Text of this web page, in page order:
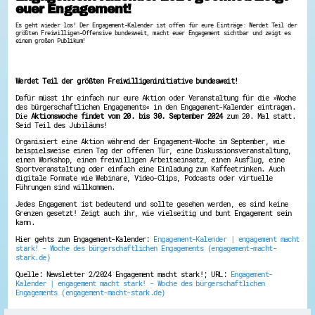
Hessen hilft Ukraine
Zeig uns dein Ehrenamt
8 Vereine x 80 Jahre x 1.000 €
Ausgezeichnete Projekte
Menschen des Respekts
SHARE IT: Teile deine Infos!
Gestalte dein Ehrenamt
Ehrenamts-Card Hessen
Engagement-Lotsen
Crowdfunding - Viele schaffen mehr
Ehrentag
Freiwilligenmanagement
Kompetenznachweis Hessen
Zeugnisbeiblatt
Mach dich schlau
euer Engagement!
Es geht wieder los! Der Engagement-Kalender ist offen für eure Einträge: Werdet Teil der
größten Freiwilligen-Offensive bundesweit, macht euer Engagement sichtbar und zeigt es
einem großen Publikum!
Werdet Teil der größten Freiwilligeninitiative bundesweit!
Dafür müsst ihr einfach nur eure Aktion oder Veranstaltung für die »Woche
des bürgerschaftlichen Engagements« in den Engagement-Kalender eintragen.
Die Aktionswoche findet vom 20. bis 30. September 2024zum 20. Mal statt.
Seid Teil des Jubiläums!
Organisiert eine Aktion während der Engagement-Woche im September, wie
beispielsweise einen Tag der offenen Tür, eine Diskussionsveranstaltung,
einen Workshop, einen freiwilligen Arbeitseinsatz, einen Ausflug, eine
Sportveranstaltung oder einfach eine Einladung zum Kaffeetrinken. Auch
digitale Formate wie Webinare, Video-Clips, Podcasts oder virtuelle
Führungen sind willkommen.
Jedes Engagement ist bedeutend und sollte gesehen werden, es sind keine
Grenzen gesetzt! Zeigt auch ihr, wie vielseitig und bunt Engagement sein
kann.
Hier gehts zum Engagement-Kalender: Engagement-Kalender | engagement macht
stark! - Woche des bürgerschaftlichen Engagements (engagement-macht-
stark.de)
Quelle: Newsletter 2/2024 Engagement macht stark!; URL: Engagement-
Kalender | engagement macht stark! - Woche des bürgerschaftlichen
Engagements (engagement-macht-stark.de)